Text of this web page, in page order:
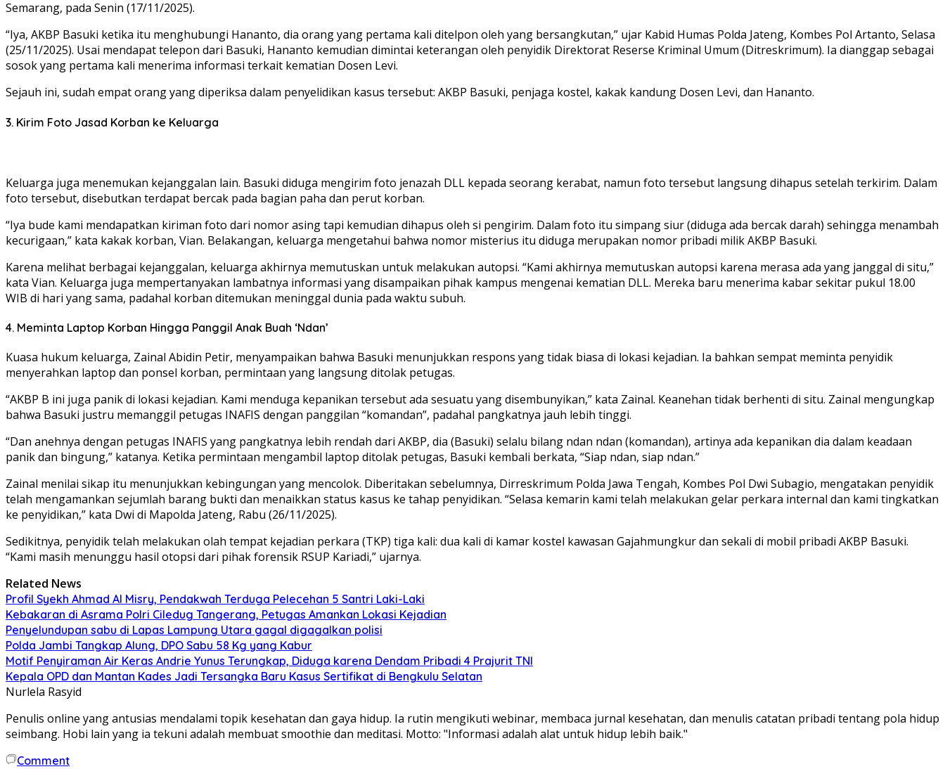
Semarang, pada Senin (17/11/2025).
“Iya, AKBP Basuki ketika itu menghubungi Hananto, dia orang yang pertama kali ditelpon oleh yang bersangkutan,” ujar Kabid Humas Polda Jateng, Kombes Pol Artanto, Selasa
(25/11/2025). Usai mendapat telepon dari Basuki, Hananto kemudian dimintai keterangan oleh penyidik Direktorat Reserse Kriminal Umum (Ditreskrimum). Ia dianggap sebagai
sosok yang pertama kali menerima informasi terkait kematian Dosen Levi.
Sejauh ini, sudah empat orang yang diperiksa dalam penyelidikan kasus tersebut: AKBP Basuki, penjaga kostel, kakak kandung Dosen Levi, dan Hananto.
3. Kirim Foto Jasad Korban ke Keluarga
Keluarga juga menemukan kejanggalan lain. Basuki diduga mengirim foto jenazah DLL kepada seorang kerabat, namun foto tersebut langsung dihapus setelah terkirim. Dalam
foto tersebut, disebutkan terdapat bercak pada bagian paha dan perut korban.
“Iya bude kami mendapatkan kiriman foto dari nomor asing tapi kemudian dihapus oleh si pengirim. Dalam foto itu simpang siur (diduga ada bercak darah) sehingga menambah
kecurigaan,” kata kakak korban, Vian. Belakangan, keluarga mengetahui bahwa nomor misterius itu diduga merupakan nomor pribadi milik AKBP Basuki.
Karena melihat berbagai kejanggalan, keluarga akhirnya memutuskan untuk melakukan autopsi. “Kami akhirnya memutuskan autopsi karena merasa ada yang janggal di situ,”
kata Vian. Keluarga juga mempertanyakan lambatnya informasi yang disampaikan pihak kampus mengenai kematian DLL. Mereka baru menerima kabar sekitar pukul 18.00
WIB di hari yang sama, padahal korban ditemukan meninggal dunia pada waktu subuh.
4. Meminta Laptop Korban Hingga Panggil Anak Buah ‘Ndan’
Kuasa hukum keluarga, Zainal Abidin Petir, menyampaikan bahwa Basuki menunjukkan respons yang tidak biasa di lokasi kejadian. Ia bahkan sempat meminta penyidik
menyerahkan laptop dan ponsel korban, permintaan yang langsung ditolak petugas.
“AKBP B ini juga panik di lokasi kejadian. Kami menduga kepanikan tersebut ada sesuatu yang disembunyikan,” kata Zainal. Keanehan tidak berhenti di situ. Zainal mengungkap
bahwa Basuki justru memanggil petugas INAFIS dengan panggilan “komandan”, padahal pangkatnya jauh lebih tinggi.
“Dan anehnya dengan petugas INAFIS yang pangkatnya lebih rendah dari AKBP, dia (Basuki) selalu bilang ndan ndan (komandan), artinya ada kepanikan dia dalam keadaan
panik dan bingung,” katanya. Ketika permintaan mengambil laptop ditolak petugas, Basuki kembali berkata, “Siap ndan, siap ndan.”
Zainal menilai sikap itu menunjukkan kebingungan yang mencolok. Diberitakan sebelumnya, Dirreskrimum Polda Jawa Tengah, Kombes Pol Dwi Subagio, mengatakan penyidik
telah mengamankan sejumlah barang bukti dan menaikkan status kasus ke tahap penyidikan. “Selasa kemarin kami telah melakukan gelar perkara internal dan kami tingkatkan
ke penyidikan,” kata Dwi di Mapolda Jateng, Rabu (26/11/2025).
Sedikitnya, penyidik telah melakukan olah tempat kejadian perkara (TKP) tiga kali: dua kali di kamar kostel kawasan Gajahmungkur dan sekali di mobil pribadi AKBP Basuki.
“Kami masih menunggu hasil otopsi dari pihak forensik RSUP Kariadi,” ujarnya.
Related News
Profil Syekh Ahmad Al Misry, Pendakwah Terduga Pelecehan 5 Santri Laki-Laki
Kebakaran di Asrama Polri Ciledug Tangerang, Petugas Amankan Lokasi Kejadian
Penyelundupan sabu di Lapas Lampung Utara gagal digagalkan polisi
Polda Jambi Tangkap Alung, DPO Sabu 58 Kg yang Kabur
Motif Penyiraman Air Keras Andrie Yunus Terungkap, Diduga karena Dendam Pribadi 4 Prajurit TNI
Kepala OPD dan Mantan Kades Jadi Tersangka Baru Kasus Sertifikat di Bengkulu Selatan
Nurlela Rasyid
Penulis online yang antusias mendalami topik kesehatan dan gaya hidup. Ia rutin mengikuti webinar, membaca jurnal kesehatan, dan menulis catatan pribadi tentang pola hidup
seimbang. Hobi lain yang ia tekuni adalah membuat smoothie dan meditasi. Motto: "Informasi adalah alat untuk hidup lebih baik."
Comment